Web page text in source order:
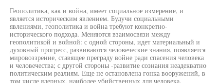
Геополитика, как и война, имеет социальное измерение, и
является историческим явлением. Будучи социальными
явлениями, геополитика и война требуют конкретно-
исторического подхода. Меняются взаимосвязи между
геополитикой и войной: с одной стороны, идет материальный и
духовный прогресс, развиваются человеческие знания, появляется
мировоззрение, ставящее преграду войне ради спасения человека
и человечества; с другой стороны -развитие сознания неадекватно
политическим реалиям. Еще не остановлена гонка вооружений, в
том числе ядерных, наиболее убийственных для человека.